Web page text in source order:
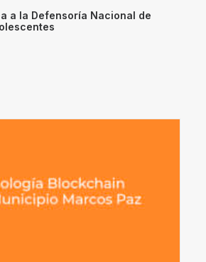
a la Defensoría Nacional de